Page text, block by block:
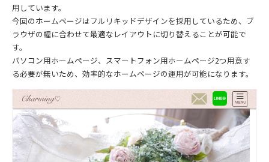
用しています。
今回のホームページはフルリキッドデザインを採用しているため、ブ
ラウザの幅に合わせて最適なレイアウトに切り替えることが可能で
す。
パソコン用ホームページ、スマートフォン用ホームページ2つ用意す
る必要が無いため、効率的なホームページの運用が可能になります。